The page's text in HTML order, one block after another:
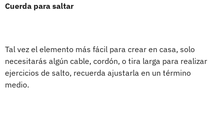
Cuerda para saltar
Tal vez el elemento más fácil para crear en casa, solo
necesitarás algún cable, cordón, o tira larga para realizar
ejercicios de salto, recuerda ajustarla en un término
medio.